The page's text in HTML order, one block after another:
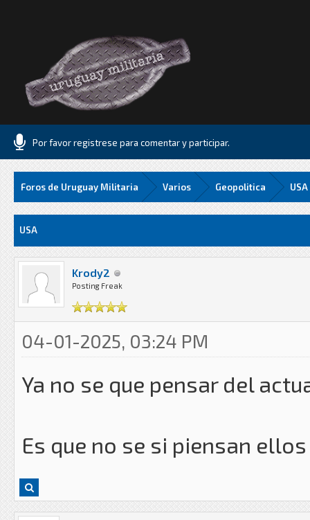
Por favor registrese para comentar y participar.
Foros de Uruguay Militaria Varios Geopolitica USA
USA
Krody2
Posting Freak
04-01-2025, 03:24 PM
Ya no se que pensar del
Es que no se si piensan